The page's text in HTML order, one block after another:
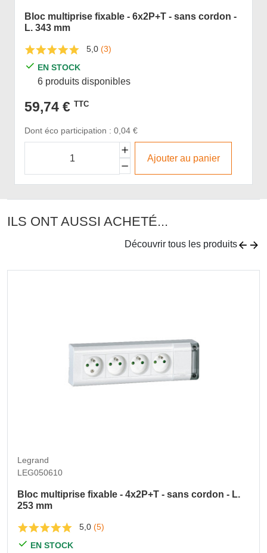
Bloc multiprise fixable - 6x2P+T - sans cordon -
L. 343 mm
5,0 (3)
EN STOCK
6 produits disponibles
59,74 € TTC
Dont éco participation : 0,04 €
Ajouter au panier
ILS ONT AUSSI ACHETÉ...
Découvrir tous les produits
Legrand
LEG050610
Bloc multiprise fixable - 4x2P+T - sans cordon - L.
253 mm
5,0 (5)
EN STOCK